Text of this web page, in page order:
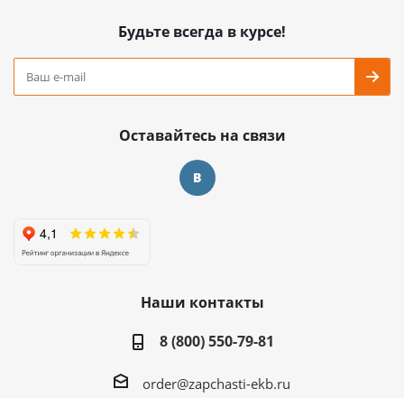
Будьте всегда в курсе!
Оставайтесь на связи
Наши контакты
8 (800) 550-79-81
order@zapchasti-ekb.ru